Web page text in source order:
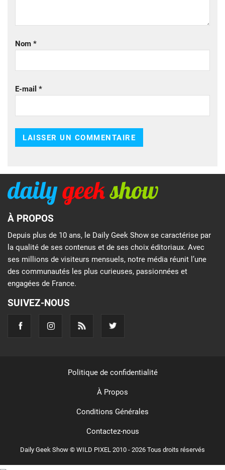
Nom *
E-mail *
À PROPOS
Depuis plus de 10 ans, le Daily Geek Show se caractérise par
la qualité de ses contenus et de ses choix éditoriaux. Avec
ses millions de visiteurs mensuels, notre média réunit l’une
des communautés les plus curieuses, passionnées et
engagées de France.
SUIVEZ-NOUS
Daily Geek Show © WILD PIXEL 2010 - 2026 Tous droits réservés
Politique de confidentialité
À Propos
Conditions Générales
Contactez-nous